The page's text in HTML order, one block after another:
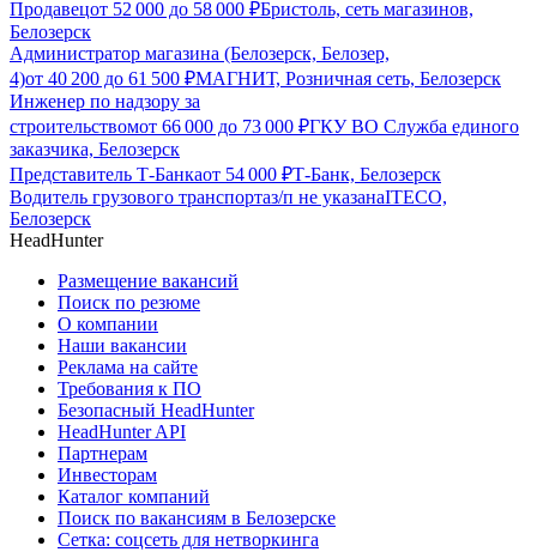
Продавецот 52 000 до 58 000 ₽Бристоль, сеть магазинов,
Белозерск
Администратор магазина (Белозерск, Белозер,
4)от 40 200 до 61 500 ₽МАГНИТ, Розничная сеть, Белозерск
Инженер по надзору за
строительствомот 66 000 до 73 000 ₽ГКУ ВО Служба единого
заказчика, Белозерск
Представитель Т-Банкаот 54 000 ₽Т-Банк, Белозерск
Водитель грузового транспортаз/п не указанаITECO,
Белозерск
HeadHunter
Размещение вакансий
Поиск по резюме
О компании
Наши вакансии
Реклама на сайте
Требования к ПО
Безопасный HeadHunter
HeadHunter API
Партнерам
Инвесторам
Каталог компаний
Поиск по вакансиям в Белозерске
Сетка: соцсеть для нетворкинга